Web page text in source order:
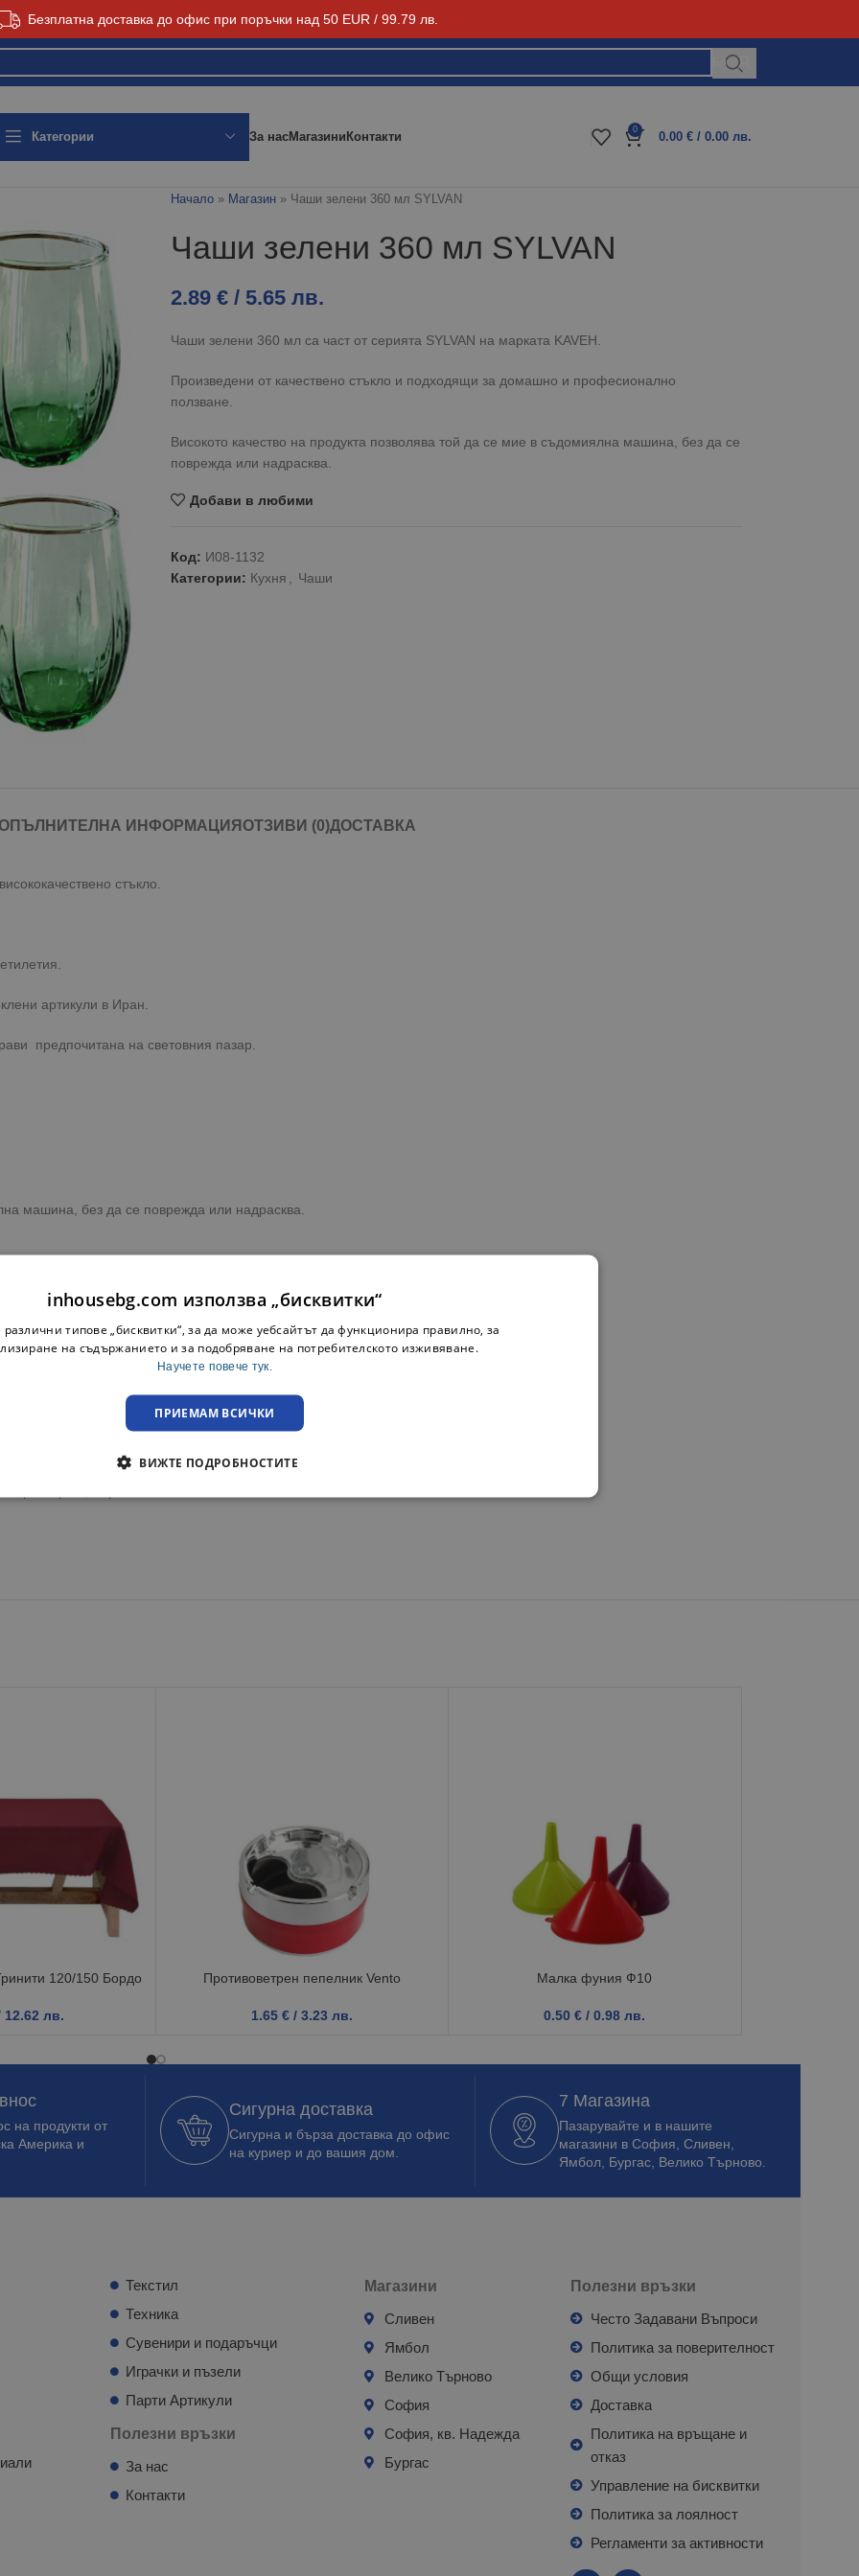
Безплатна доставка до офис при поръчки над 50 EUR / 99.79 лв.
Блог
Категории За насМагазиниКонтакти 0
0.00 € / 0.00 лв.
Начало» Магазин» Чаши зелени 360 мл SYLVAN
Чаши зелени 360 мл SYLVAN
2.89 € / 5.65 лв.
Чаши зелени 360 мл са част от серията SYLVAN на марката KAVEH.
Произведени от качествено стъкло и подходящи за домашно и професионално
ползване.
Високото качество на продукта позволява той да се мие в съдомиялна машина, без да се
поврежда или надрасква.
Добави в любими
Код: И08-1132
Категории: Кухня Чаши
ИНФОРМАЦИЯ ОТЗИВИ (0)ДОСТАВКА
стъкло.
артикули в Иран.
предпочитана на световния пазар.
машина, без да се поврежда или надрасква.
или сок пленяват със своята непретенциозност и отлично качество.
в дизайна, предназначена за почитателите на различното.
за лекота.
ресторант, бар или хотел.
120/150 Бордо
12.62 лв.
Противоветрен пепелник Vento
1.65 € / 3.23 лв.
Малка фуния Ф10
0.50 € / 0.98 лв.
на продукти от
Америка и
Сигурна доставка
Сигурна и бърза доставка до офис
на куриер и до вашия дом.
7 Магазина
Пазарувайте и в нашите
магазини в София, Сливен,
Ямбол, Бургас, Велико Търново.
Текстил
Техника
Сувенири и подаръчци
Играчки и пъзели
Парти Артикули
Полезни връзки
За нас
Контакти
Магазини
Сливен
Ямбол
Велико Търново
София
София, кв. Надежда
Бургас
Полезни връзки
Често Задавани Въпроси
Политика за поверителност
Общи условия
Доставка
Политика на връщане и
отказ
Управление на бисквитки
Политика за лоялност
Регламенти за активности
inhousebg.com използва „бисквитки“
типове „бисквитки“, за да може уебсайтът да функционира правилно, за
на съдържанието и за подобряване на потребителското изживяване.
Научете повече тук.
ПРИЕМАМ ВСИЧКИ
ВИЖТЕ ПОДРОБНОСТИТЕ